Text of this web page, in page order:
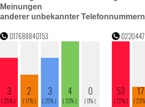
Meinungen
anderer unbekannter Telefonnummern